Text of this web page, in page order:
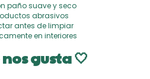
paño suave y seco
abrasivos
antes de limpiar
en interiores
gusta 🤍